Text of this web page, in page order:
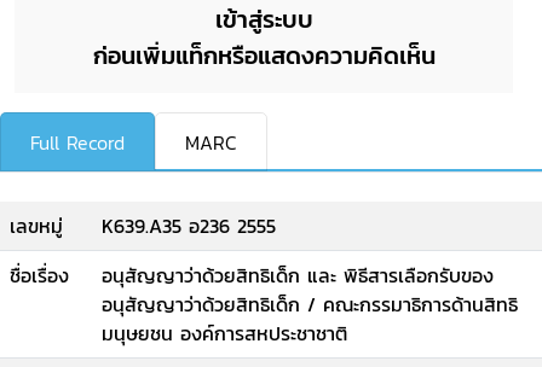
เข้าสู่ระบบ
ก่อนเพิ่มแท็กหรือแสดงความคิดเห็น
Full Record MARC
เลขหมู่
K639.A35 อ236 2555
ชื่อเรื่อง
อนุสัญญาว่าด้วยสิทธิเด็ก และ พิธีสารเลือกรับของ
อนุสัญญาว่าด้วยสิทธิเด็ก / คณะกรรมาธิการด้านสิทธิ
มนุษยชน องค์การสหประชาชาติ